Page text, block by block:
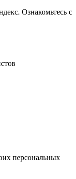
Ознакомьтесь с
персональных